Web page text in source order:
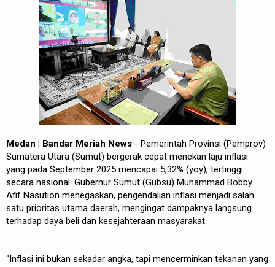
Medan | Bandar Meriah News - Pemerintah Provinsi (Pemprov)
Sumatera Utara (Sumut) bergerak cepat menekan laju inflasi
yang pada September 2025 mencapai 5,32% (yoy), tertinggi
secara nasional. Gubernur Sumut (Gubsu) Muhammad Bobby
Afif Nasution menegaskan, pengendalian inflasi menjadi salah
satu prioritas utama daerah, mengingat dampaknya langsung
terhadap daya beli dan kesejahteraan masyarakat.
“Inflasi ini bukan sekadar angka, tapi mencerminkan tekanan yang
REDAKSI